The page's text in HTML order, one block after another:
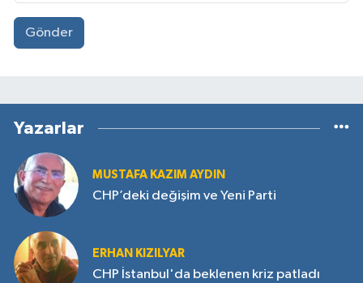
Gönder
Yazarlar
MUSTAFA KAZIM AYDIN
CHP’deki değişim ve Yeni Parti
ERHAN KIZILYAR
CHP İstanbul'da beklenen kriz patladı